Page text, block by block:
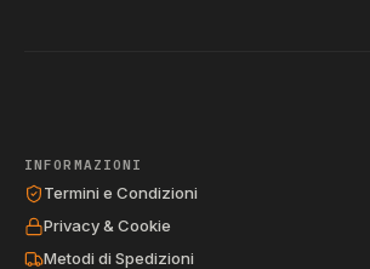
INFORMAZIONI
Termini e Condizioni
Privacy & Cookie
Metodi di Spedizioni